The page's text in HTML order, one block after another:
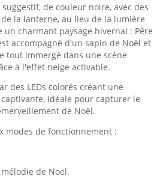
de couleur noire, avec des
la lanterne, au lieu de la lumière
charmant paysage hivernal : Père
accompagné d'un sapin de Noël et
tout immergé dans une scène
à l'effet neige activable.
des LEDs colorés créant une
idéale pour capturer le
de Noël.
modes de fonctionnement :
de Noël.